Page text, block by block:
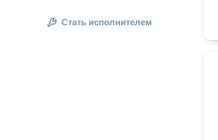
Стать исполнителем